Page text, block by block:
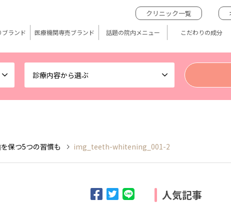
診療内容から選ぶ
クリニック一覧
ランド 医療機関専売ブランド 話題の院内メニュー こだわりの成分
保つ5つの習慣も img_teeth-whitening_001-2
人気記事